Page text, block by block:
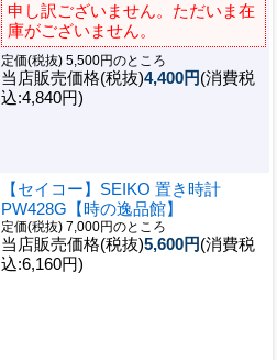
申し訳ございません。ただいま在
庫がございません。
定価(税抜) 5,500円のところ
当店販売価格(税抜)4,400円(消費税
込:4,840円)
【セイコー】SEIKO 置き時計
PW428G【時の逸品館】
定価(税抜) 7,000円のところ
当店販売価格(税抜)5,600円(消費税
込:6,160円)